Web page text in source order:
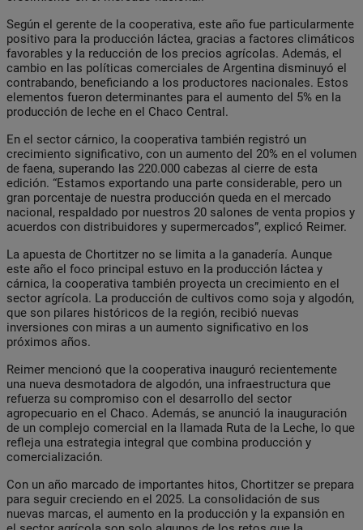
Según el gerente de la cooperativa, este año fue particularmente
positivo para la producción láctea, gracias a factores climáticos
favorables y la reducción de los precios agrícolas. Además, el
cambio en las políticas comerciales de Argentina disminuyó el
contrabando, beneficiando a los productores nacionales. Estos
elementos fueron determinantes para el aumento del 5% en la
producción de leche en el Chaco Central.
En el sector cárnico, la cooperativa también registró un
crecimiento significativo, con un aumento del 20% en el volumen
de faena, superando las 220.000 cabezas al cierre de esta
edición. “Estamos exportando una parte considerable, pero un
gran porcentaje de nuestra producción queda en el mercado
nacional, respaldado por nuestros 20 salones de venta propios y
acuerdos con distribuidores y supermercados”, explicó Reimer.
La apuesta de Chortitzer no se limita a la ganadería. Aunque
este año el foco principal estuvo en la producción láctea y
cárnica, la cooperativa también proyecta un crecimiento en el
sector agrícola. La producción de cultivos como soja y algodón,
que son pilares históricos de la región, recibió nuevas
inversiones con miras a un aumento significativo en los
próximos años.
Reimer mencionó que la cooperativa inauguró recientemente
una nueva desmotadora de algodón, una infraestructura que
refuerza su compromiso con el desarrollo del sector
agropecuario en el Chaco. Además, se anunció la inauguración
de un complejo comercial en la llamada Ruta de la Leche, lo que
refleja una estrategia integral que combina producción y
comercialización.
Con un año marcado de importantes hitos, Chortitzer se prepara
para seguir creciendo en el 2025. La consolidación de sus
nuevas marcas, el aumento en la producción y la expansión en